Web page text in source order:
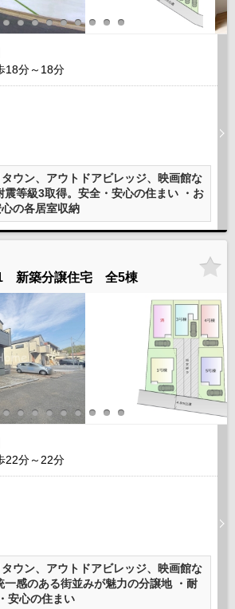
18分～ 18分
タウン、アウトドアビレッジ、映画館な
震等級3取得。安全・安心の住まい ・お
の各居室収納
1 新築分譲住宅 全5棟
22分～ 22分
タウン、アウトドアビレッジ、映画館な
一感のある街並みが魅力の分譲地 ・耐
安心の住まい